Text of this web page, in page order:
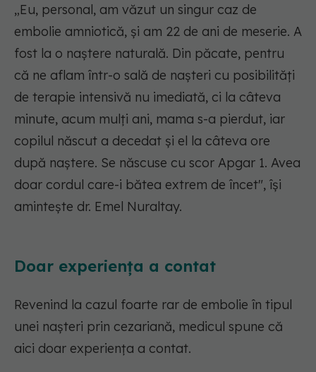
„Eu, personal, am văzut un singur caz de
embolie amniotică, și am 22 de ani de meserie. A
fost la o naștere naturală. Din păcate, pentru
că ne aflam într-o sală de nașteri cu posibilități
de terapie intensivă nu imediată, ci la câteva
minute, acum mulți ani, mama s-a pierdut, iar
copilul născut a decedat și el la câteva ore
după naștere. Se născuse cu scor Apgar 1. Avea
doar cordul care-i bătea extrem de încet", își
amintește dr. Emel Nuraltay.
Doar experiența a contat
Revenind la cazul foarte rar de embolie în tipul
unei nașteri prin cezariană, medicul spune că
aici doar experiența a contat.